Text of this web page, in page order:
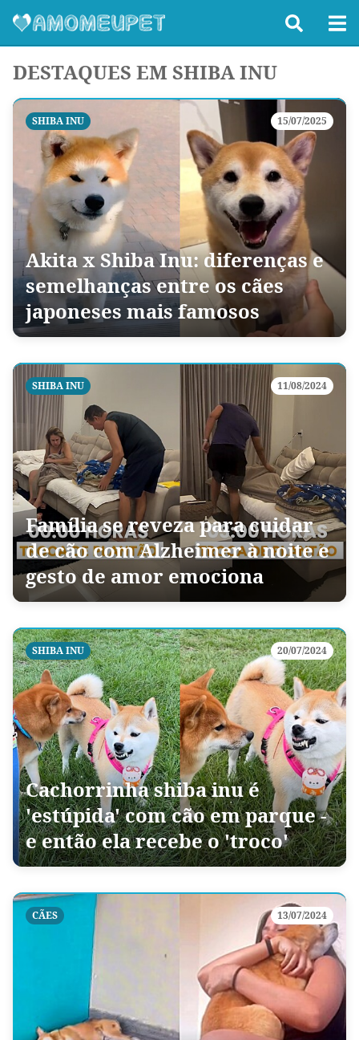
DESTAQUES EM SHIBA INU
SHIBA INU 15/07/2025
Akita x Shiba Inu: diferenças e
semelhanças entre os cães
japoneses mais famosos
SHIBA INU 11/08/2024
Família se reveza para cuidar
de cão com Alzheimer à noite e
gesto de amor emociona
SHIBA INU 20/07/2024
Cachorrinha shiba inu é
'estúpida' com cão em parque -
e então ela recebe o 'troco'
CÃES 13/07/2024